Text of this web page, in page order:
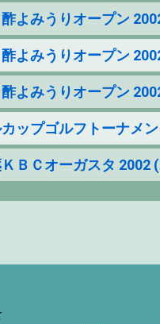
よみうりオープン
よみうりオープン
よみうりオープン
ップゴルフトーナメ
ＢＣオーガスタ 2002